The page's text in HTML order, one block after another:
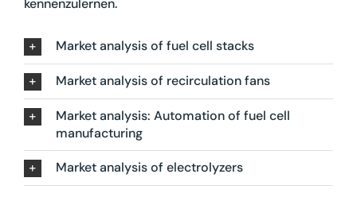
kennenzulernen.
Market analysis of fuel cell stacks
Market analysis of recirculation fans
Market analysis: Automation of fuel cell
manufacturing
Market analysis of electrolyzers